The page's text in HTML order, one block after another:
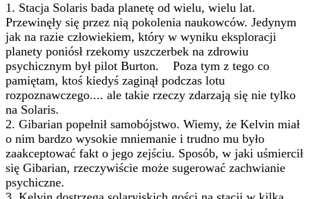
1. Stacja Solaris bada planetę od wielu, wielu lat.
Przewinęły się przez nią pokolenia naukowców. Jedynym
jak na razie człowiekiem, który w wyniku eksploracji
planety poniósł rzekomy uszczerbek na zdrowiu
psychicznym był pilot Burton. Poza tym z tego co
pamiętam, ktoś kiedyś zaginął podczas lotu
rozpoznawczego.... ale takie rzeczy zdarzają się nie tylko
na Solaris.
2. Gibarian popełnił samobójstwo. Wiemy, że Kelvin miał
o nim bardzo wysokie mniemanie i trudno mu było
zaakceptować fakt o jego zejściu. Sposób, w jaki uśmiercił
się Gibarian, rzeczywiście może sugerować zachwianie
psychiczne.